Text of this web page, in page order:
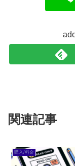
関連記事
購入/料金